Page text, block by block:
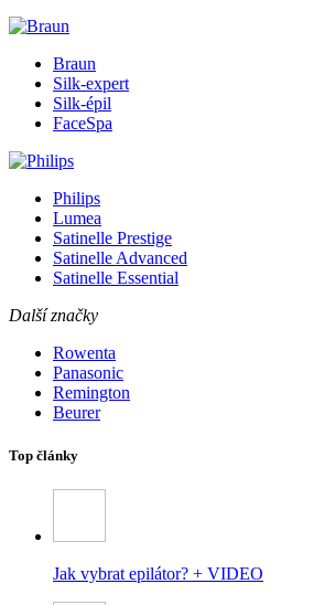
Braun
Silk-expert
Silk-épil
FaceSpa
Philips
Lumea
Satinelle Prestige
Satinelle Advanced
Satinelle Essential
Další značky
Rowenta
Panasonic
Remington
Beurer
Top články
Jak vybrat epilátor? + VIDEO